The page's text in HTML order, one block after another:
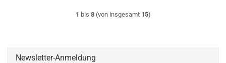
1 bis 8(von insgesamt 15)
Newsletter-Anmeldung